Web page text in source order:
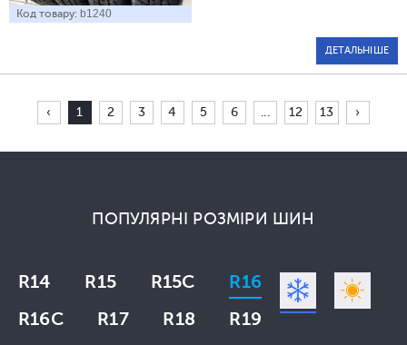
Код товару: b1240
ДЕТАЛЬНІШЕ
‹ 1 2 3 4 5 6 ... 12 13 ›
ПОПУЛЯРНІ РОЗМІРИ ШИН
R14 R15 R15C
R16
R16C
R17 R18
R19